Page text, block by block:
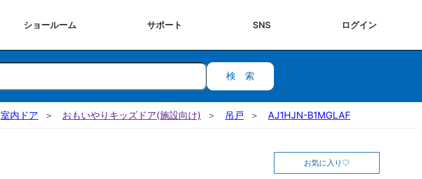
ショールーム サポート SNS ログイン
検索
室内ドア おもいやりキッズドア(施設向け) 吊戸 AJ1HJN-B1MGLAF
お気に入り